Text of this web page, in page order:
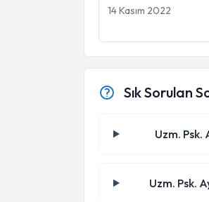
14 Kasım 2022
Sık Sorulan
Uzm. Psk.
Uzm. Psk.